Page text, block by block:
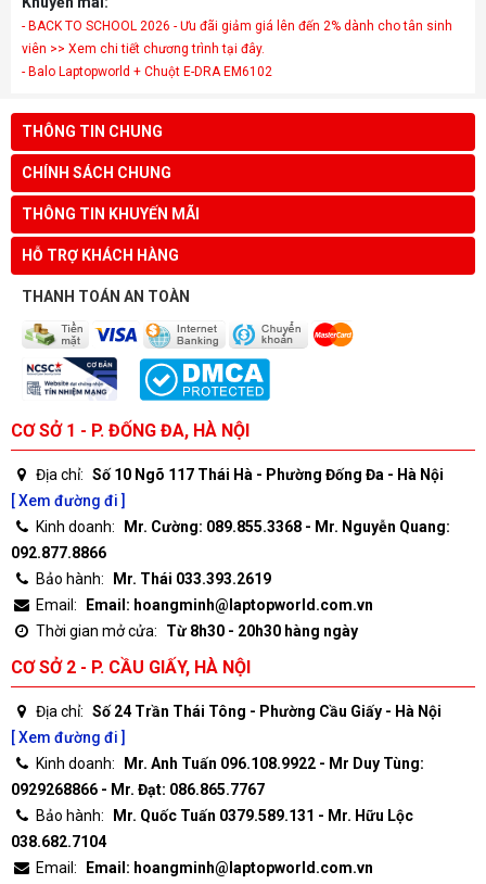
- BACK TO SCHOOL 2026 - Ưu đãi giảm giá lên đến 2% dành cho tân sinh
viên >> Xem chi tiết chương trình tại đây.
- Balo Laptopworld + Chuột E-DRA EM6102
THÔNG TIN CHUNG
CHÍNH SÁCH CHUNG
THÔNG TIN KHUYẾN MÃI
HỖ TRỢ KHÁCH HÀNG
THANH TOÁN AN TOÀN
CƠ SỞ 1 - P. ĐỐNG ĐA, HÀ NỘI
Địa chỉ: Số 10 Ngõ 117 Thái Hà - Phường Đống Đa - Hà Nội
[ Xem đường đi ]
Kinh doanh:
Mr. Cường: 089.855.3368 - Mr. Nguyễn Quang:
092.877.8866
Bảo hành:
Mr. Thái 033.393.2619
Email:
Email: hoangminh@laptopworld.com.vn
Thời gian mở cửa:
Từ 8h30 - 20h30 hàng ngày
CƠ SỞ 2 - P. CẦU GIẤY, HÀ NỘI
Địa chỉ: Số 24 Trần Thái Tông - Phường Cầu Giấy - Hà Nội
[ Xem đường đi ]
Kinh doanh:
Mr. Anh Tuấn 096.108.9922 - Mr Duy Tùng:
0929268866 - Mr. Đạt: 086.865.7767
Bảo hành:
Mr. Quốc Tuấn 0379.589.131 - Mr. Hữu Lộc
038.682.7104
Email:
Email: hoangminh@laptopworld.com.vn